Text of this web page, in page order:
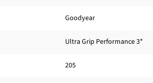
Goodyear
Ultra Grip Performance 3*
205